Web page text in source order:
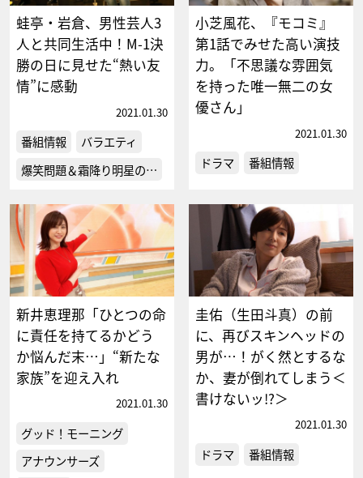
蛙亭・岩倉、男性芸人3
人と共同生活中！M-1決
勝の日に見せた“熱い友
情”に感動
2021.01.30
番組情報
バラエティ
爆笑問題＆霜降り明星の…
小芝風花、『モコミ』
第1話でみせた高い演技
力。「不思議な雰囲気
を持った唯一無二の女
優さん」
2021.01.30
ドラマ 番組情報
新井恵理那「ひとつの命
に責任を持てるかどう
か悩んだ末…」“新たな
家族”を迎え入れ
2021.01.30
グッド！モーニング
アナウンサーズ
圭佑（生田斗真）の前
に、再びスキンヘッドの
男が…！がく然とするな
か、妻が倒れてしまう＜
書けないッ!?＞
2021.01.30
ドラマ 番組情報